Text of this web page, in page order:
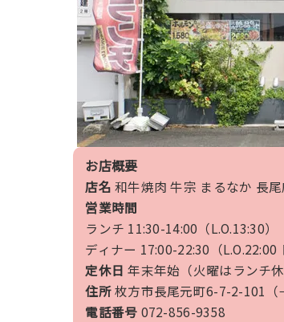
お店概要
店名 和牛焼肉 牛宗 まるなか 長尾
営業時間
ランチ 11:30-14:00（L.O.13:30）
ディナー 17:00-22:30（L.O.22:00
定休日 年末年始（火曜はランチ休
住所枚方市長尾元町6-7-2-101
電話番号 072-856-9358